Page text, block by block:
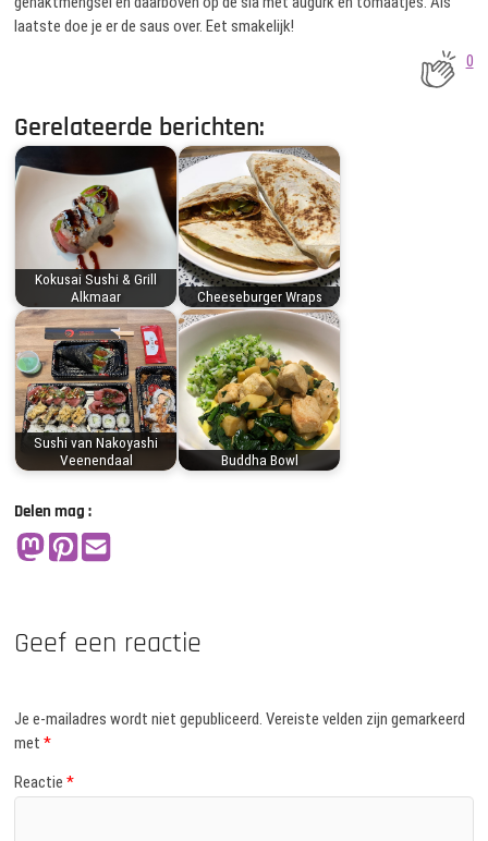
laatste doe je er de saus over. Eet smakelijk!
0
Gerelateerde berichten:
Kokusai Sushi & Grill
Alkmaar
Cheeseburger Wraps
Sushi van Nakoyashi
Veenendaal
Buddha Bowl
Delen mag :
Geef een reactie
Je e-mailadres wordt niet gepubliceerd. Vereiste velden zijn gemarkeerd
met*
Reactie*